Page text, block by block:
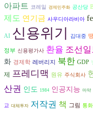
아파트 코레일 경제민주화 공산당
제도 연기금 사우디아라비아
AI 신용위기 김대중
정부 신용평가사 환율 조선일
화 경제학 레버리지 북한 GDP
제 프레디맥 원유 주식회사
산권 인도 1984 인공지능 마약
교 대체투자 저작권 책 그림 통